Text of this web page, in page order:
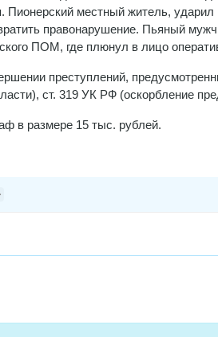
Пионерский местный житель,
правонарушение. Пьяный
ПОМ, где плюнул в лицо
преступлений,
ст. 319 УК РФ (оскорбление
в размере 15 тыс. рублей.